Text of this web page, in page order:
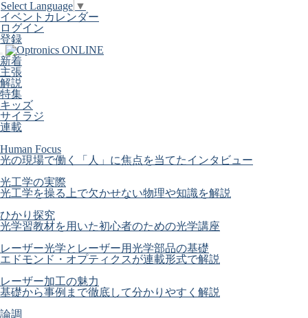
Select Language ▼
イベントカレンダー
ログイン
登録
新着
主張
解説
特集
キッズ
サイラジ
連載
Human Focus
光の現場で働く「人」に焦点を当てたインタビュー
光工学の実際
光工学を操る上で欠かせない物理や知識を解説
ひかり探究
光学習教材を用いた初心者のための光学講座
レーザー光学とレーザー用光学部品の基礎
エドモンド・オプティクスが連載形式で解説
レーザー加工の魅力
基礎から事例まで徹底して分かりやすく解説
論調